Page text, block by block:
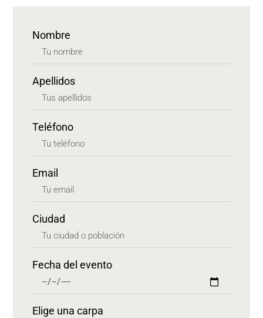
Nombre
Apellidos
Teléfono
Email
Ciudad
Fecha del evento
Elige una carpa